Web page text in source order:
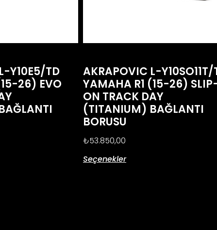
Y10E5/TD
26) EVO
AKRAPOVIC L-Y10SO11T/
YAMAHA R1 (15-26)
ON TRACK DAY
(TITANIUM) BAĞLANTI
BORUSU
₺53.850,00
Seçenekler